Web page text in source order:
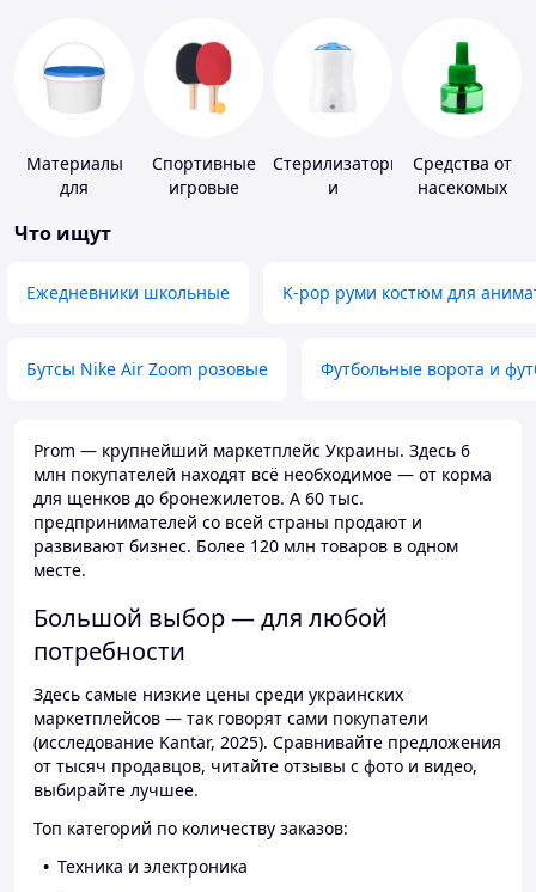
Материалы
для
полимерных
Спортивные
игровые
Стерилизаторы
и
Средства от
насекомых
Что ищут
Ежедневники школьные K-pop руми костюм для
Бутсы Nike Air Zoom розовые Футбольные ворота и
Prom — крупнейший маркетплейс Украины. Здесь 6
млн покупателей находят всё необходимое — от корма
для щенков до бронежилетов. А 60 тыс.
предпринимателей со всей страны продают и
развивают бизнес. Более 120 млн товаров в одном
месте.
Большой выбор — для любой
потребности
Здесь самые низкие цены среди украинских
маркетплейсов — так говорят сами покупатели
(исследование Kantar, 2025). Сравнивайте предложения
от тысяч продавцов, читайте отзывы с фото и видео,
выбирайте лучшее.
Топ категорий по количеству заказов:
Техника и электроника